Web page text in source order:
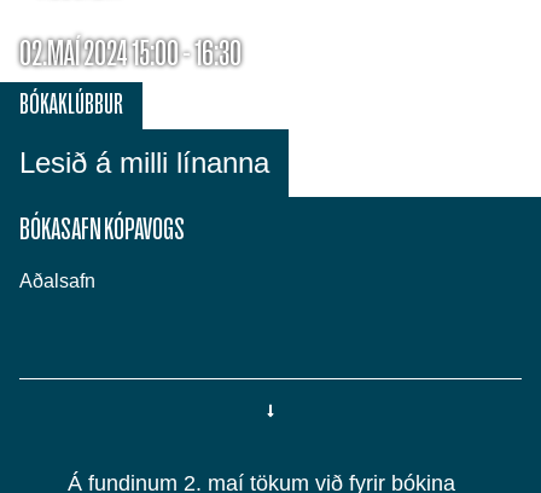
02.MAÍ 2024 15:00 - 16:30
Lesið á milli línanna
BÓKAKLÚBBUR
BÓKASAFN KÓPAVOGS
Aðalsafn
Á fundinum 2. maí tökum við fyrir bókina